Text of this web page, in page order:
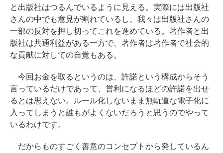
と出版社はつるんでいるように見える。実際には出版社
さんの中でも意見が割れているし、我々は出版社さんの
一部の反対を押し切ってこれを進めている。著作者と出
版社は共通利益がある一方で、著作者は著作者で社会的
な貢献に対しての自覚もある。
今回お金を取るというのは、許諾という構成からそう
言っているだけであって、営利になるほどの許諾を出せ
るとは思えない。ルール化しないまま無軌道な電子化に
入ってしまうと誰もがよくないだろうと思うのでやって
いるわけです。
だからものすごく善意のコンセプトから発しているん